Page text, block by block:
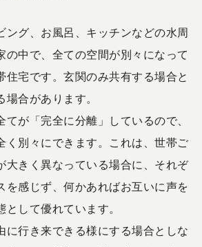
ング、お風呂、キッチンなどの水周
の中で、全ての空間が別々になって
住宅です。玄関のみ共有する場合と
合があります。
てが「完全に分離」しているので、
く別々にできます。これは、世帯ご
大きく異なっている場合に、それぞ
を感じず、何かあればお互いに声を
して優れています。
に行き来できる様にする場合としな